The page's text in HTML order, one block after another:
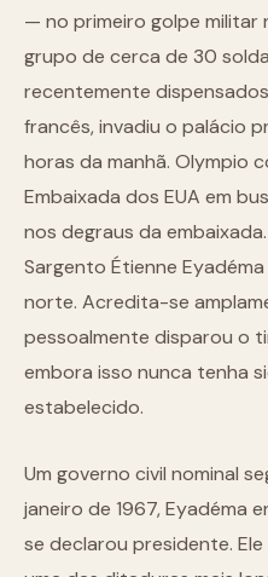
— no primeiro golpe militar
grupo de cerca de 30
recentemente
francês, invadiu o palácio
horas da manhã. Olympio
Embaixada dos EUA em
nos degraus da
Sargento Étienne
norte. Acredita-se
pessoalmente disparou o
embora isso nunca tenha
estabelecido.
Um governo civil nominal
janeiro de 1967, Eyadéma
se declarou presidente.